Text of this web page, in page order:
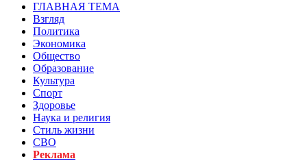
ГЛАВНАЯ ТЕМА
Взгляд
Политика
Экономика
Общество
Образование
Культура
Спорт
Здоровье
Наука и религия
Стиль жизни
СВО
Реклама